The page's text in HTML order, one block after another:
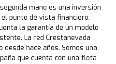
mano es una inversión
punto de vista financiero.
la garantía de un modelo
La red Crestanevada
hace años. Somos una
que cuenta con una flota